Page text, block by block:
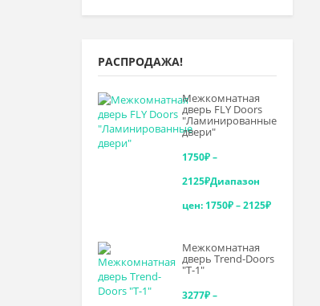
РАСПРОДАЖА!
Межкомнатная
дверь FLY Doors
"Ламинированные
двери"
1750₽–
2125₽Диапазон
цен: 1750₽ – 2125₽
Межкомнатная
дверь Trend-Doоrs
"Т-1"
3277₽–